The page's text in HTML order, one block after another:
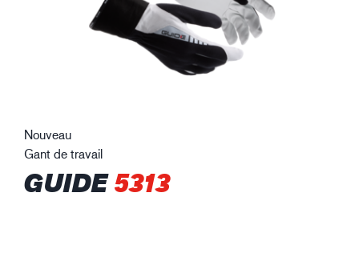
Nouveau
Gant de travail
GUIDE5313